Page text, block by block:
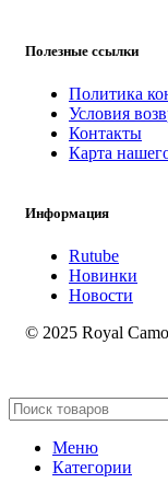
Полезные ссылки
Политика
Условия
Контакты
Карта
Информация
Rutube
Новинки
Новости
© 2025 Royal Camo
Меню
Категории